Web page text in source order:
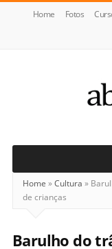
Home Fotos
Notícias
Home »Cultura »
de crianças
Barulho do